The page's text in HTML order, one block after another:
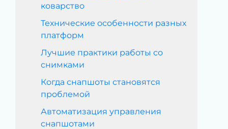
коварство
Технические особенности разных
платформ
Лучшие практики работы со
снимками
Когда снапшоты становятся
проблемой
Автоматизация управления
снапшотами